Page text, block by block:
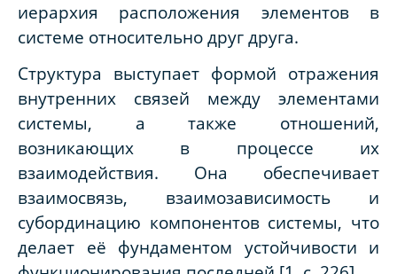
иерархия расположения элементов в
системе относительно друг друга.
Структура выступает формой отражения
внутренних связей между элементами
системы, а также отношений,
возникающих в процессе их
взаимодействия. Она обеспечивает
взаимосвязь, взаимозависимость и
субординацию компонентов системы, что
делает её фундаментом устойчивости и